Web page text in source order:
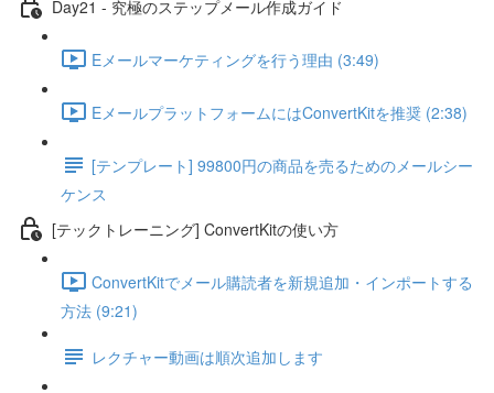
Day21 - 究極のステップメール作成ガイド
Eメールマーケティングを行う理由 (3:49)
EメールプラットフォームにはConvertKitを推奨 (2:38)
[テンプレート] 99800円の商品を売るためのメールシー
ケンス
[テックトレーニング] ConvertKitの使い方
ConvertKitでメール購読者を新規追加・インポートする
方法 (9:21)
レクチャー動画は順次追加します